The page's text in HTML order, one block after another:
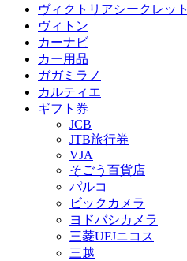
ヴィクトリアシークレット
ヴィトン
カーナビ
カー用品
ガガミラノ
カルティエ
ギフト券
JCB
JTB旅行券
VJA
そごう百貨店
パルコ
ビックカメラ
ヨドバシカメラ
三菱UFJニコス
三越